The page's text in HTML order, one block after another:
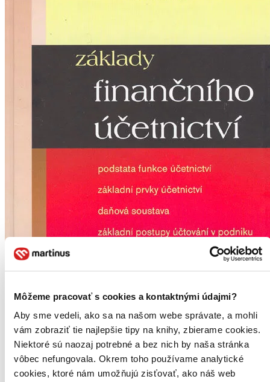
Môžeme pracovať s cookies a kontaktnými údajmi?
Aby sme vedeli, ako sa na našom webe správate, a mohli
vám zobraziť tie najlepšie tipy na knihy, zbierame cookies.
Niektoré sú naozaj potrebné a bez nich by naša stránka
vôbec nefungovala. Okrem toho používame analytické
cookies, ktoré nám umožňujú zisťovať, ako náš web
Základy finančního účetnictví
CZ